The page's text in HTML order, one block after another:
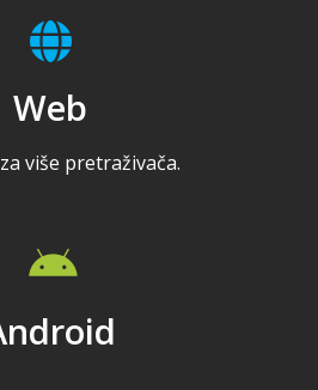
Web
više pretraživača.